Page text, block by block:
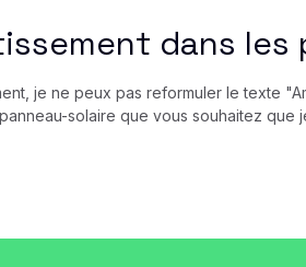
dans
je ne peux pas reformuler le texte
solaire que vous souhaitez que